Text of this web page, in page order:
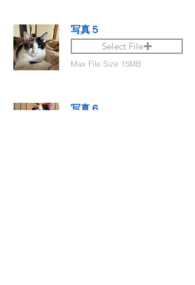
写真５
Select File
Max File Size 15MB
写真６